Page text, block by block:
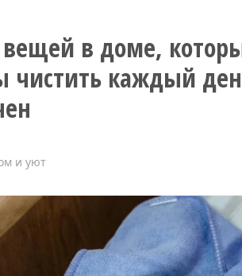
в доме,
чистить каждый
и уют